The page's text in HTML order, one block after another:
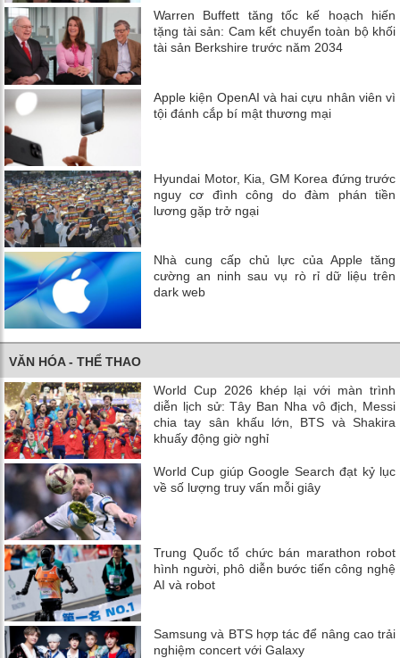
Warren Buffett tăng tốc kế hoạch hiến
tặng tài sản: Cam kết chuyển toàn bộ khối
tài sản Berkshire trước năm 2034
Apple kiện OpenAI và hai cựu nhân viên vì
tội đánh cắp bí mật thương mại
Hyundai Motor, Kia, GM Korea đứng trước
nguy cơ đình công do đàm phán tiền
lương gặp trở ngại
Nhà cung cấp chủ lực của Apple tăng
cường an ninh sau vụ rò rỉ dữ liệu trên
dark web
VĂN HÓA - THỂ THAO
World Cup 2026 khép lại với màn trình
diễn lịch sử: Tây Ban Nha vô địch, Messi
chia tay sân khấu lớn, BTS và Shakira
khuấy động giờ nghỉ
World Cup giúp Google Search đạt kỷ lục
về số lượng truy vấn mỗi giây
Trung Quốc tổ chức bán marathon robot
hình người, phô diễn bước tiến công nghệ
AI và robot
Samsung và BTS hợp tác để nâng cao trải
nghiệm concert với Galaxy